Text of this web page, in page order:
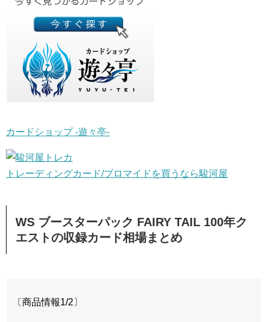
カードショップ -遊々亭-
トレーディングカード/ブロマイドを買うなら駿河屋
WS ブースターパック FAIRY TAIL 100年ク
エストの収録カード相場まとめ
〔商品情報1/2〕